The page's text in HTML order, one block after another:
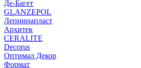
Де-Багет
GLANZEPOL
Лепнинапласт
Архитек
CERALITE
Decorus
Оптимал Декор
Формат